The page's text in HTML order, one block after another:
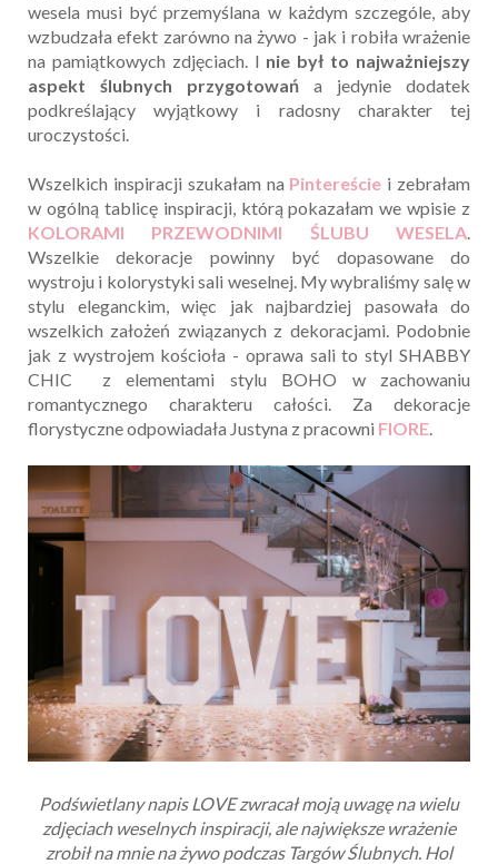
wesela musi być przemyślana w każdym szczególe, aby
wzbudzała efekt zarówno na żywo - jak i robiła wrażenie
na pamiątkowych zdjęciach. I nie był to najważniejszy
aspekt ślubnych przygotowań a jedynie dodatek
podkreślający wyjątkowy i radosny charakter tej
uroczystości.
Wszelkich inspiracji szukałam na Pintereście i zebrałam
w ogólną tablicę inspiracji, którą pokazałam we wpisie z
KOLORAMI PRZEWODNIMI ŚLUBU WESELA.
Wszelkie dekoracje powinny być dopasowane do
wystroju i kolorystyki sali weselnej. My wybraliśmy salę w
stylu eleganckim, więc jak najbardziej pasowała do
wszelkich założeń związanych z dekoracjami. Podobnie
jak z wystrojem kościoła - oprawa sali to styl SHABBY
CHIC z elementami stylu BOHO w zachowaniu
romantycznego charakteru całości. Za dekoracje
florystyczne odpowiadała Justyna z pracowni FIORE.
Podświetlany napis LOVE zwracał moją uwagę na wielu
zdjęciach weselnych inspiracji, ale największe wrażenie
zrobił na mnie na żywo podczas Targów Ślubnych. Hol